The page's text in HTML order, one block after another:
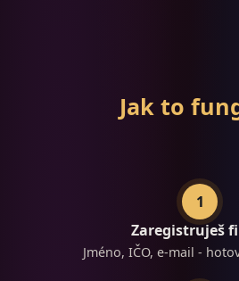
Jak to
1
Zaregistruješ
Jméno, IČO, e-mail -